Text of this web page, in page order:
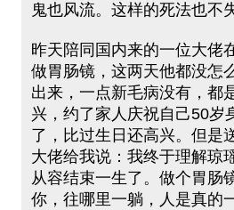
鬼也风流。这样的死法也不
昨天陪同国内来的一位大佬
做胃肠镜，这两天他都没怎
出来，一点新毛病没有，都
兴，约了家人庆祝自己50岁
了，比过生日还高兴。但是
大佬给我说：我终于理解琼
从容结束一生了。做个胃肠
你，往哪里一躺，人是真的